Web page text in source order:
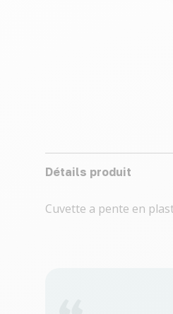
Détails produit
Cuvette a pente en